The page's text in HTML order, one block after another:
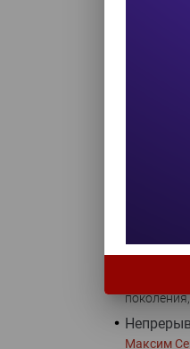
На
по
раз
участие
средства
КРОК и
сетей,
Максим